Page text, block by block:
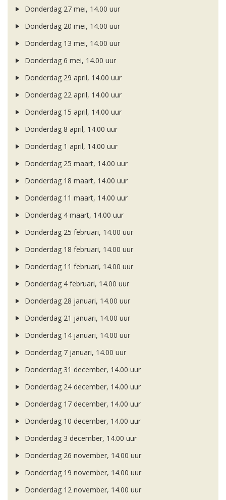
Donderdag 27 mei, 14.00 uur
Donderdag 20 mei, 14.00 uur
Donderdag 13 mei, 14.00 uur
Donderdag 6 mei, 14.00 uur
Donderdag 29 april, 14.00 uur
Donderdag 22 april, 14.00 uur
Donderdag 15 april, 14.00 uur
Donderdag 8 april, 14.00 uur
Donderdag 1 april, 14.00 uur
Donderdag 25 maart, 14.00 uur
Donderdag 18 maart, 14.00 uur
Donderdag 11 maart, 14.00 uur
Donderdag 4 maart, 14.00 uur
Donderdag 25 februari, 14.00 uur
Donderdag 18 februari, 14.00 uur
Donderdag 11 februari, 14.00 uur
Donderdag 4 februari, 14.00 uur
Donderdag 28 januari, 14.00 uur
Donderdag 21 januari, 14.00 uur
Donderdag 14 januari, 14.00 uur
Donderdag 7 januari, 14.00 uur
Donderdag 31 december, 14.00 uur
Donderdag 24 december, 14.00 uur
Donderdag 17 december, 14.00 uur
Donderdag 10 december, 14.00 uur
Donderdag 3 december, 14.00 uur
Donderdag 26 november, 14.00 uur
Donderdag 19 november, 14.00 uur
Donderdag 12 november, 14.00 uur